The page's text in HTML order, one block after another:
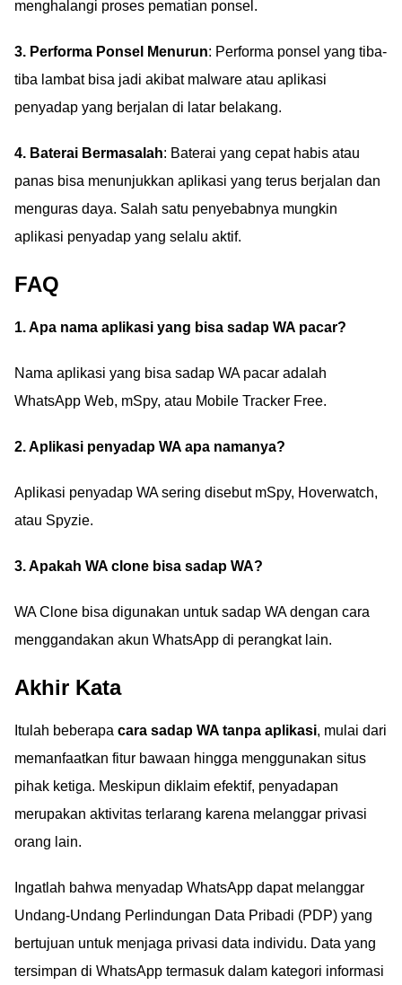
menghalangi proses pematian ponsel.
3. Performa Ponsel Menurun: Performa ponsel yang tiba-
tiba lambat bisa jadi akibat malware atau aplikasi
penyadap yang berjalan di latar belakang.
4. Baterai Bermasalah: Baterai yang cepat habis atau
panas bisa menunjukkan aplikasi yang terus berjalan dan
menguras daya. Salah satu penyebabnya mungkin
aplikasi penyadap yang selalu aktif.
FAQ
1. Apa nama aplikasi yang bisa sadap WA pacar?
Nama aplikasi yang bisa sadap WA pacar adalah
WhatsApp Web, mSpy, atau Mobile Tracker Free.
2. Aplikasi penyadap WA apa namanya?
Aplikasi penyadap WA sering disebut mSpy, Hoverwatch,
atau Spyzie.
3. Apakah WA clone bisa sadap WA?
WA Clone bisa digunakan untuk sadap WA dengan cara
menggandakan akun WhatsApp di perangkat lain.
Akhir Kata
Itulah beberapa cara sadap WA tanpa aplikasi, mulai dari
memanfaatkan fitur bawaan hingga menggunakan situs
pihak ketiga. Meskipun diklaim efektif, penyadapan
merupakan aktivitas terlarang karena melanggar privasi
orang lain.
Ingatlah bahwa menyadap WhatsApp dapat melanggar
Undang-Undang Perlindungan Data Pribadi (PDP) yang
bertujuan untuk menjaga privasi data individu. Data yang
tersimpan di WhatsApp termasuk dalam kategori informasi